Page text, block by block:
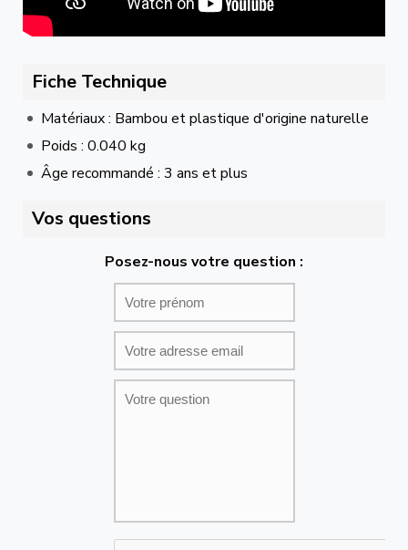
Fiche Technique
Matériaux : Bambou et plastique d'origine naturelle
Poids : 0.040 kg
Âge recommandé : 3 ans et plus
Vos questions
Posez-nous votre question :